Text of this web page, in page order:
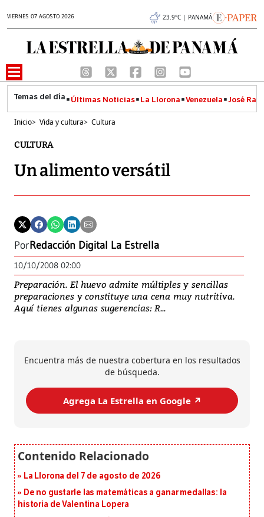
VIERNES 07 AGOSTO 2026 23.9°C | PANAMÁ
Últimas Noticias La Llorona Venezuela José
Inicio> Vida y cultura> Cultura
CULTURA
Un alimento versátil
PorRedacción Digital La Estrella
10/10/2008 02:00
Preparación. El huevo admite múltiples y sencillas
preparaciones y constituye una cena muy nutritiva.
Aquí tienes algunas sugerencias: R...
Encuentra más de nuestra cobertura en los resultados
de búsqueda.
Agrega La Estrella en Google ↗️
La Llorona del 7 de agosto de 2026
De no gustarle las matemáticas a ganar medallas: la
historia de Valentina Lopera